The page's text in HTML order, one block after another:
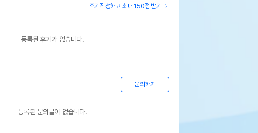
후기작성하고 최대 150점 받기
등록된 후기가 없습니다.
문의하기
등록된 문의글이 없습니다.